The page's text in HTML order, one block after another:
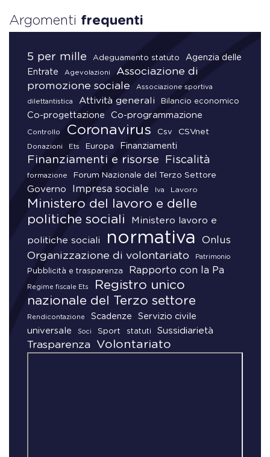
Argomenti frequenti
5 per mille Adeguamento statuto
Agenzia delle
Entrate
Agevolazioni
Associazione di
promozione sociale
Associazione sportiva
dilettantistica Attività generali Bilancio economico
Co-progettazione Co-programmazione
Controllo Coronavirus Csv CSVnet
Donazioni Ets Europa Finanziamenti
Finanziamenti e risorse Fiscalità
formazione Forum Nazionale del Terzo Settore
Governo Impresa sociale Iva Lavoro
Ministero del lavoro e delle
politiche sociali
Ministero lavoro e
politiche sociali normativa Onlus
Organizzazione di volontariato Patrimonio
Pubblicità e trasparenza Rapporto con la Pa
Regime fiscale Ets
Registro unico
nazionale del Terzo settore
Rendicontazione Scadenze
Servizio civile
universale
Soci Sport statuti Sussidiarietà
Trasparenza Volontariato